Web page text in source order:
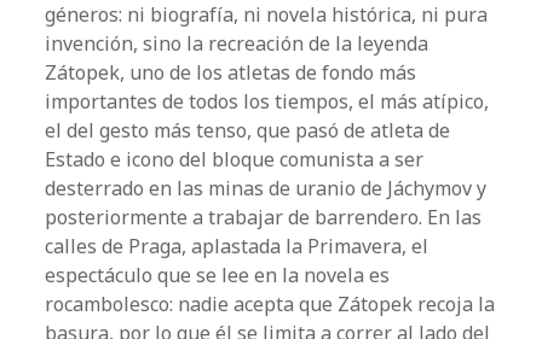
géneros: ni biografía, ni novela histórica, ni pura
invención, sino la recreación de la leyenda
Zátopek, uno de los atletas de fondo más
importantes de todos los tiempos, el más atípico,
el del gesto más tenso, que pasó de atleta de
Estado e icono del bloque comunista a ser
desterrado en las minas de uranio de Jáchymov y
posteriormente a trabajar de barrendero. En las
calles de Praga, aplastada la Primavera, el
espectáculo que se lee en la novela es
rocambolesco: nadie acepta que Zátopek recoja la
basura, por lo que él se limita a correr al lado del